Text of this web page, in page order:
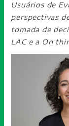
Usuários de
perspectivas
tomada de
LAC e a On